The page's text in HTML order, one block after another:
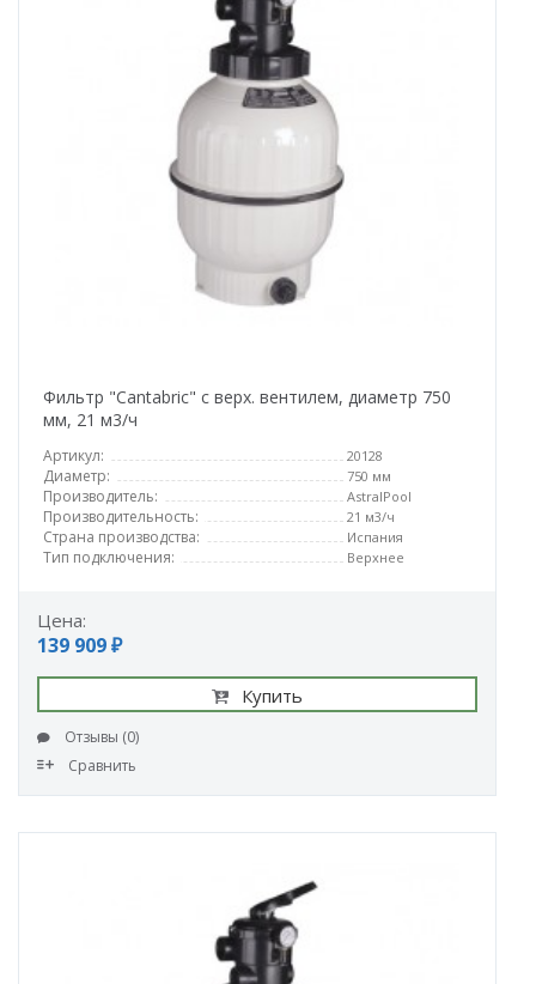
Фильтр "Cantabric" с верх. вентилем, диаметр 750
мм, 21 м3/ч
Артикул: 20128
Диаметр: 750 мм
Производитель: AstralPool
Производительность: 21 м3/ч
Страна производства: Испания
Тип подключения: Верхнее
Цена:
139 909 ₽
Купить
Отзывы (0)
Сравнить